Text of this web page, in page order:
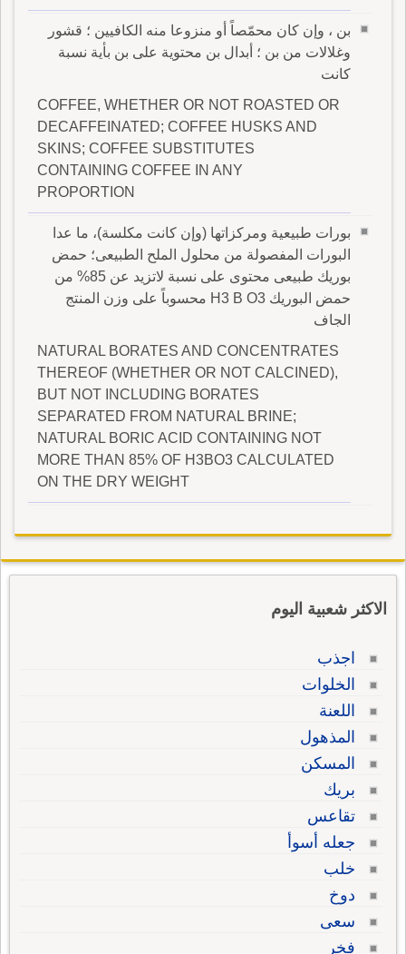
بن ، وإن كان محمّصاً أو منزوعا منه الكافيين ؛ قشور
وغلالات من بن ؛ أبدال بن محتوية على بن بأية نسبة
كانت
COFFEE, WHETHER OR NOT ROASTED OR
DECAFFEINATED; COFFEE HUSKS AND
SKINS; COFFEE SUBSTITUTES
CONTAINING COFFEE IN ANY
PROPORTION
بورات طبيعية ومركزاتها (وإن كانت مكلسة)، ما عدا
البورات المفصولة من محلول الملح الطبيعى؛ حمض
بوريك طبيعى محتوى على نسبة لاتزيد عن 85% من
حمض البوريك H3 B O3 محسوباً على وزن المنتج
الجاف
NATURAL BORATES AND CONCENTRATES
THEREOF (WHETHER OR NOT CALCINED),
BUT NOT INCLUDING BORATES
SEPARATED FROM NATURAL BRINE;
NATURAL BORIC ACID CONTAINING NOT
MORE THAN 85% OF H3BO3 CALCULATED
ON THE DRY WEIGHT
الاكثر شعبية اليوم
اجذب
الخلوات
اللعنة
المذهول
المسكن
بريك
تقاعس
جعله أسوأ
خلب
دوخ
سعى
فخر